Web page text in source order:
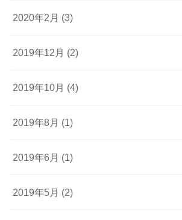
2020年2月 (3)
2019年12月 (2)
2019年10月 (4)
2019年8月 (1)
2019年6月 (1)
2019年5月 (2)